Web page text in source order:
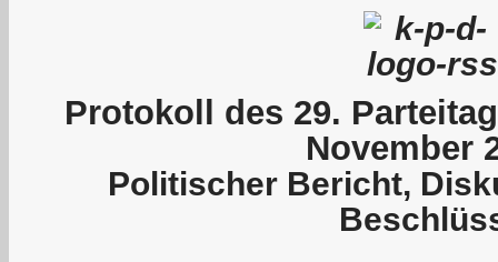
Protokoll des 29.
November
Politischer Bericht,